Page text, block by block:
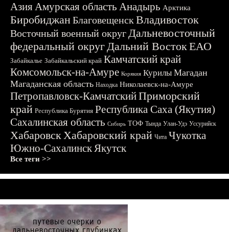
АзияАмурская область Анадырь Арктика
БиробиджанБлаговещенскВладивосток
Восточный военный округДальневосточный
федеральный округДальний ВостокЕАО
Забайкалье Забайкальский край Камчатский край
Комсомольск-на-Амуре Корякия Курилы Магадан
Магаданская область Находка Николаевск-на-Амуре
Петропавловск-КамчатскийПриморский
край Республика Бурятия Республика Саха (Якутия)
Сахалинская область Сибирь ТОФ Тында Улан-Удэ Уссурийск
ХабаровскХабаровский край Чита Чукотка
Южно-СахалинскЯкутск
Все теги >>